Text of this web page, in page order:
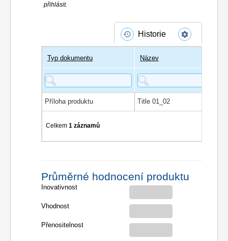
přihlásit.
Historie
Typ dokumentu Název
Příloha produktu Title 01_02
Celkem1 záznamů
Průměrné hodnocení produktu
Inovativnost
Vhodnost
Přenositelnost